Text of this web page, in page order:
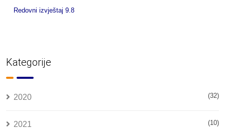
Redovni izvještaj 9.8
Kategorije
2020 (32)
2021 (10)